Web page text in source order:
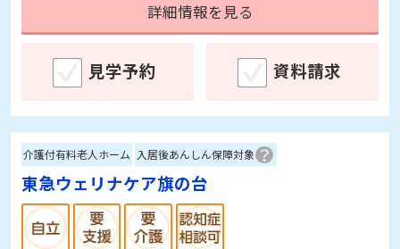
詳細情報を見る
見学予約 資料請求
介護付有料老人ホーム 入居後あんしん保障対象
東急ウェリナケア旗の台